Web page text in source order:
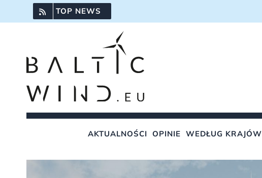
do
TOP NEWS
AKTUALNOŚCI OPINIE WEDŁUG KRAJÓW